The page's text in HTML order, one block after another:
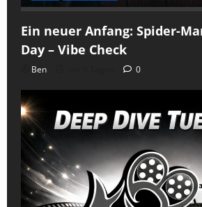
Ein neuer Anfang: Spider-
Day – Vibe Check
Ben 0